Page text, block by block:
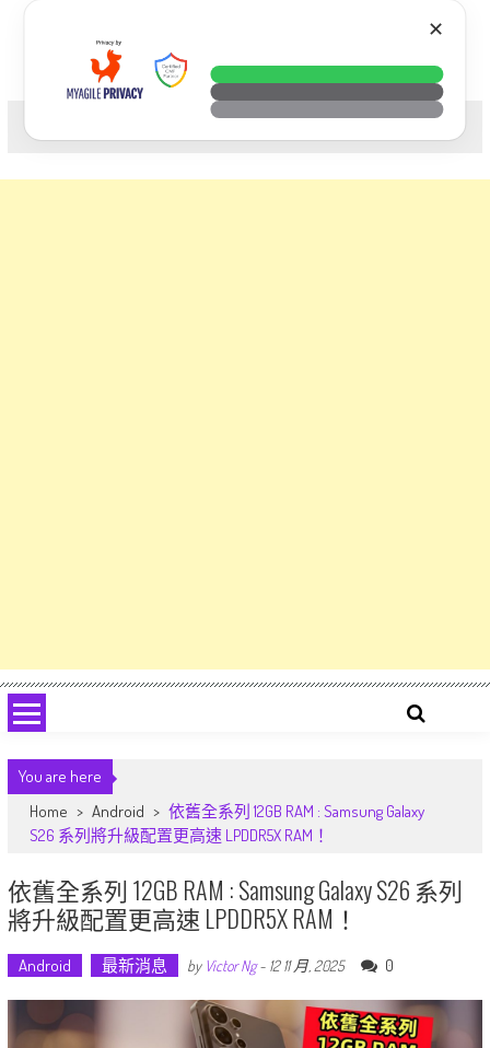
科技. 生活. 攝影.
You are here
Home > Android > 依舊全系列 12GB RAM : Samsung Galaxy
S26 系列將升級配置更高速 LPDDR5X RAM！
依舊全系列 12GB RAM : Samsung Galaxy S26 系列
將升級配置更高速 LPDDR5X RAM！
Android 最新消息 by Victor Ng- 12 11 月, 2025 0
✕